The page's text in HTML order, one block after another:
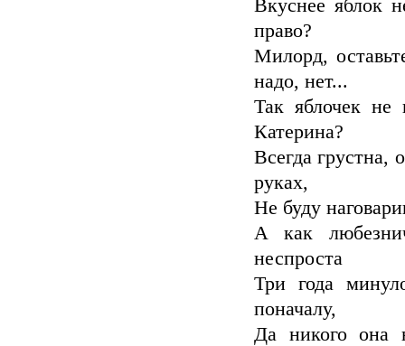
Вкуснее яблок
право?
Милорд,
надо, нет...
Так яблочек
Катерина?
Всегда грустна,
руках,
Не буду
А как
неспроста
Три года
поначалу,
Да никого она